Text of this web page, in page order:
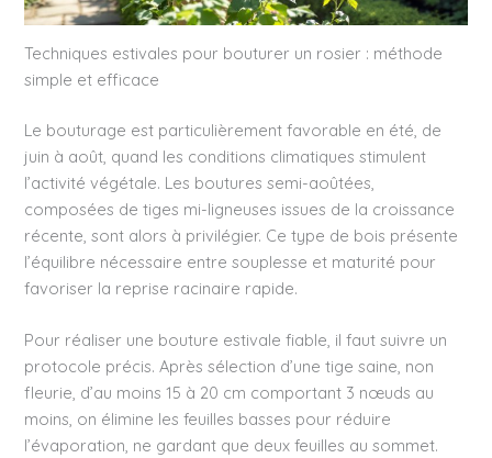
Techniques estivales pour bouturer un rosier : méthode
simple et efficace
Le bouturage est particulièrement favorable en été, de
juin à août, quand les conditions climatiques stimulent
l’activité végétale. Les boutures semi-aoûtées,
composées de tiges mi-ligneuses issues de la croissance
récente, sont alors à privilégier. Ce type de bois présente
l’équilibre nécessaire entre souplesse et maturité pour
favoriser la reprise racinaire rapide.
Pour réaliser une bouture estivale fiable, il faut suivre un
protocole précis. Après sélection d’une tige saine, non
fleurie, d’au moins 15 à 20 cm comportant 3 nœuds au
moins, on élimine les feuilles basses pour réduire
l’évaporation, ne gardant que deux feuilles au sommet.